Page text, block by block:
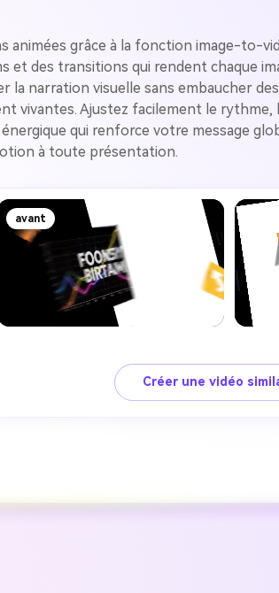
grâce à la fonction image-to-
et des transitions qui rendent chaque
la narration visuelle sans embaucher
vivantes. Ajustez facilement le
qui renforce votre message
à toute présentation.
avant
Créer une vidéo